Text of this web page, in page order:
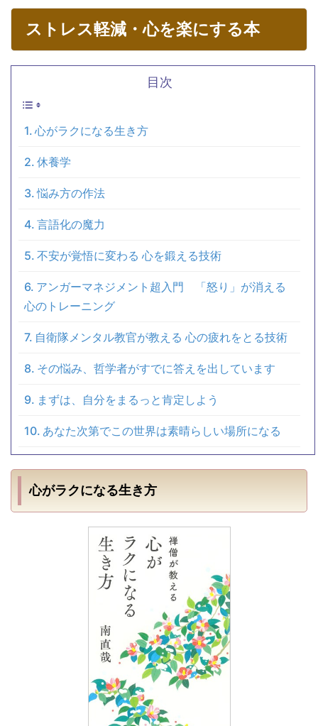
ストレス軽減・心を楽にする本
目次
心がラクになる生き方
休養学
悩み方の作法
言語化の魔力
不安が覚悟に変わる 心を鍛える技術
アンガーマネジメント超入門 「怒り」が消える
心のトレーニング
自衛隊メンタル教官が教える 心の疲れをとる技術
その悩み、哲学者がすでに答えを出しています
まずは、自分をまるっと肯定しよう
あなた次第でこの世界は素晴らしい場所になる
心がラクになる生き方